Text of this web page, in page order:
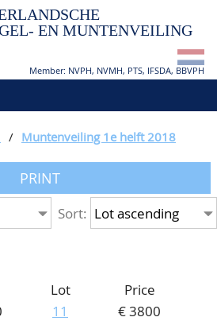
EN MUNTENVEILING
Member: NVPH, NVMH, PTS, IFSDA, BBVPH
/ Muntenveiling 1e helft 2018
PRINT
Sort:
Lot
Price
11
€ 3800